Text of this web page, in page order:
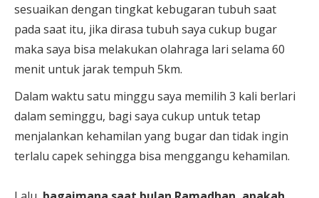
sesuaikan dengan tingkat kebugaran tubuh saat
pada saat itu, jika dirasa tubuh saya cukup bugar
maka saya bisa melakukan olahraga lari selama 60
menit untuk jarak tempuh 5km.
Dalam waktu satu minggu saya memilih 3 kali berlari
dalam seminggu, bagi saya cukup untuk tetap
menjalankan kehamilan yang bugar dan tidak ingin
terlalu capek sehingga bisa menggangu kehamilan.